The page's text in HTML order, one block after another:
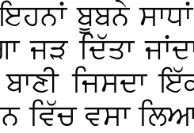
ਬੂਬਨੇ
ਜੜ ਦਿੱਤਾ
ਬਾਣੀ
ਵਿੱਚ ਵਸਾ